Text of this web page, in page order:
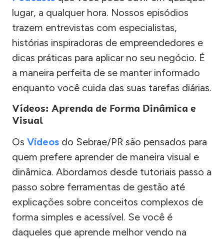
lugar, a qualquer hora. Nossos episódios
trazem entrevistas com especialistas,
histórias inspiradoras de empreendedores e
dicas práticas para aplicar no seu negócio. É
a maneira perfeita de se manter informado
enquanto você cuida das suas tarefas diárias.
Vídeos: Aprenda de Forma Dinâmica e
Visual
Os Vídeos do Sebrae/PR são pensados para
quem prefere aprender de maneira visual e
dinâmica. Abordamos desde tutoriais passo a
passo sobre ferramentas de gestão até
explicações sobre conceitos complexos de
forma simples e acessível. Se você é
daqueles que aprende melhor vendo na